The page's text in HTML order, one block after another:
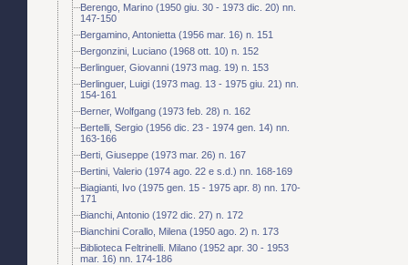
Berengo, Marino (1950 giu. 30 - 1973 dic. 20) nn.
147-150
Bergamino, Antonietta (1956 mar. 16) n. 151
Bergonzini, Luciano (1968 ott. 10) n. 152
Berlinguer, Giovanni (1973 mag. 19) n. 153
Berlinguer, Luigi (1973 mag. 13 - 1975 giu. 21) nn.
154-161
Berner, Wolfgang (1973 feb. 28) n. 162
Bertelli, Sergio (1956 dic. 23 - 1974 gen. 14) nn.
163-166
Berti, Giuseppe (1973 mar. 26) n. 167
Bertini, Valerio (1974 ago. 22 e s.d.) nn. 168-169
Biagianti, Ivo (1975 gen. 15 - 1975 apr. 8) nn. 170-
171
Bianchi, Antonio (1972 dic. 27) n. 172
Bianchini Corallo, Milena (1950 ago. 2) n. 173
Biblioteca Feltrinelli. Milano (1952 apr. 30 - 1953
mar. 16) nn. 174-186